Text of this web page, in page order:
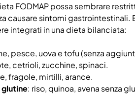
FODMAP possa sembrare
causare sintomi
integrati in una dieta bilanciata:
pesce, uova e tofu (senza
cetrioli, zucchine, spinaci.
fragole, mirtilli, arance.
glutine: riso, quinoa, avena senza